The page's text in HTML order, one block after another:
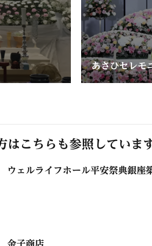
あさひセレモ
はこちらも参照していま
ウェルライフホール平安祭典銀座
金子商店